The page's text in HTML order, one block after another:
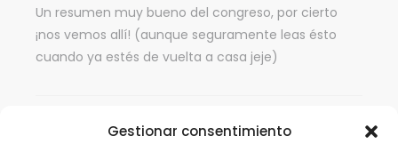
Gestionar consentimiento
Un resumen muy bueno del congreso, por cierto
¡nos vemos allí! (aunque seguramente leas ésto
cuando ya estés de vuelta a casa jeje)
Alejandro Novás OCTUBRE 2, 2017 RESPONDER